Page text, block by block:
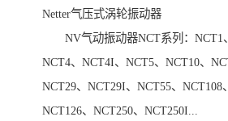
Netter气压式涡轮振动器
NV气动振动器NCT系列：NCT1、
NCT4、NCT4I、NCT5、NCT10、
NCT29、NCT29I、NCT55、NCT108
NCT126、NCT250、NCT250I...